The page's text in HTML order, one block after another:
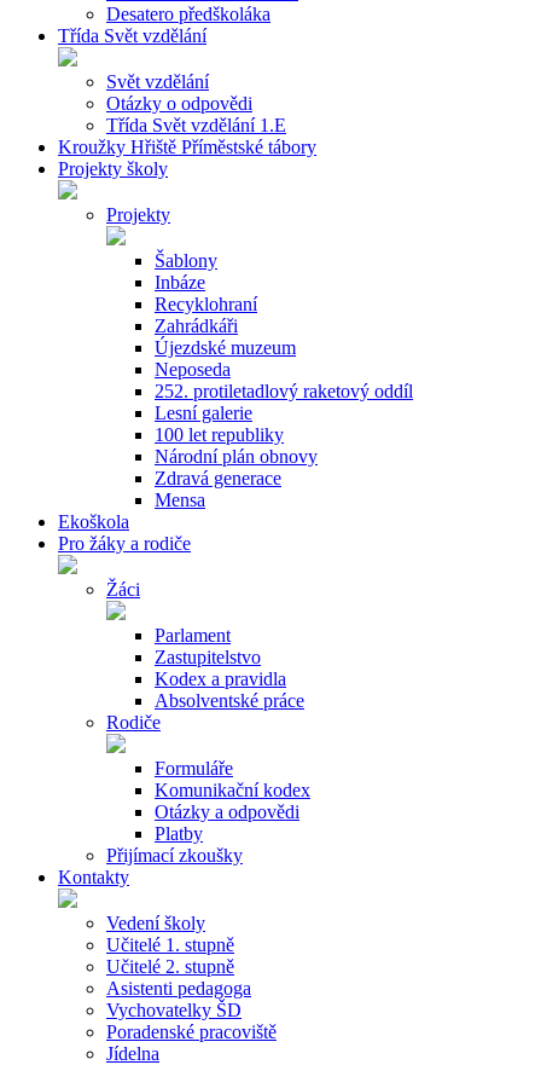
Desatero předškoláka
Třída Svět vzdělání
Svět vzdělání
Otázky o odpovědi
Třída Svět vzdělání 1.E
Kroužky Hřiště Příměstské tábory
Projekty školy
Projekty
Šablony
Inbáze
Recyklohraní
Zahrádkáři
Újezdské muzeum
Neposeda
252. protiletadlový raketový oddíl
Lesní galerie
100 let republiky
Národní plán obnovy
Zdravá generace
Mensa
Ekoškola
Pro žáky a rodiče
Žáci
Parlament
Zastupitelstvo
Kodex a pravidla
Absolventské práce
Rodiče
Formuláře
Komunikační kodex
Otázky a odpovědi
Platby
Přijímací zkoušky
Kontakty
Vedení školy
Učitelé 1. stupně
Učitelé 2. stupně
Asistenti pedagoga
Vychovatelky ŠD
Poradenské pracoviště
Jídelna